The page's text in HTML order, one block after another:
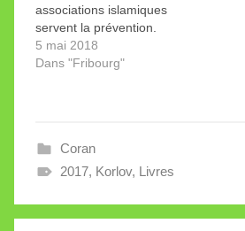
associations islamiques
servent la prévention.
Corollaire: il faut
professionnaliser et
l’islam font tomber sur
cette religion et ses
bienfaits. En premier…
5 mai 2018
Dans "Fribourg"
Coran
2017, Korlov, Livres